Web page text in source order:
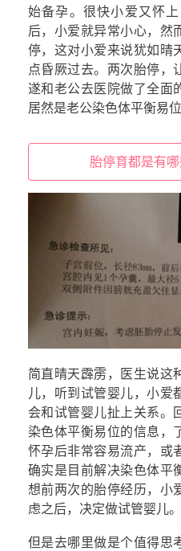
始备孕。很快小爱又怀
后，小爱就异常小心，然
停，这对小爱来说犹如晴
点昏厥过去。两次胎停，
遂和老公去医院做了全面
居然是老公染色体平衡易位
胎停育都是有哪
简直晴天霹雳，医生说这
儿，听到试管婴儿，小爱
会和试管婴儿扯上关系。
染色体平衡易位的信息，
怀孕后非常容易流产，或
确实是目前解决染色体平
想前两次的胎停经历，小
虑之后，决定做试管婴儿。
但是去哪里做是个值得思